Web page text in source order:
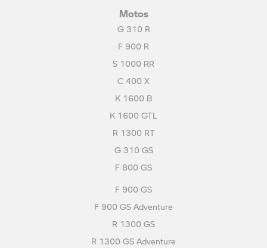
Motos
G 310 R
F 900 R
S 1000 RR
C 400 X
K 1600 B
K 1600 GTL
R 1300 RT
G 310 GS
F 800 GS
F 900 GS
F 900 GS Adventure
R 1300 GS
R 1300 GS Adventure